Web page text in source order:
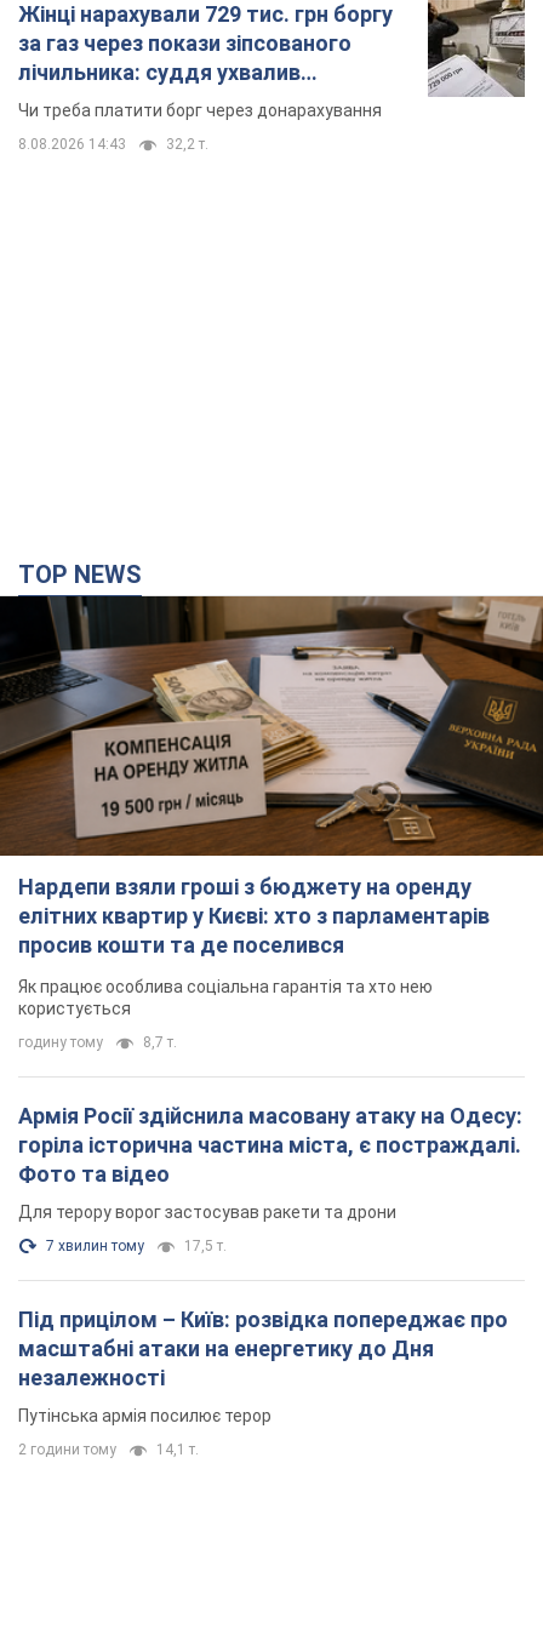
Жінці нарахували 729 тис. грн боргу
за газ через покази зіпсованого
лічильника: суддя ухвалив
неочікуване рішення
Чи треба платити борг через донарахування
8.08.2026 14:43 32,2 т.
TOP NEWS
Нардепи взяли гроші з бюджету на оренду
елітних квартир у Києві: хто з парламентарів
просив кошти та де поселився
Як працює особлива соціальна гарантія та хто нею
користується
годину тому 8,7 т.
Армія Росії здійснила масовану атаку на Одесу:
горіла історична частина міста, є постраждалі.
Фото та відео
Для терору ворог застосував ракети та дрони
7 хвилин тому 17,5 т.
Під прицілом – Київ: розвідка попереджає про
масштабні атаки на енергетику до Дня
незалежності
Путінська армія посилює терор
2 години тому 14,1 т.